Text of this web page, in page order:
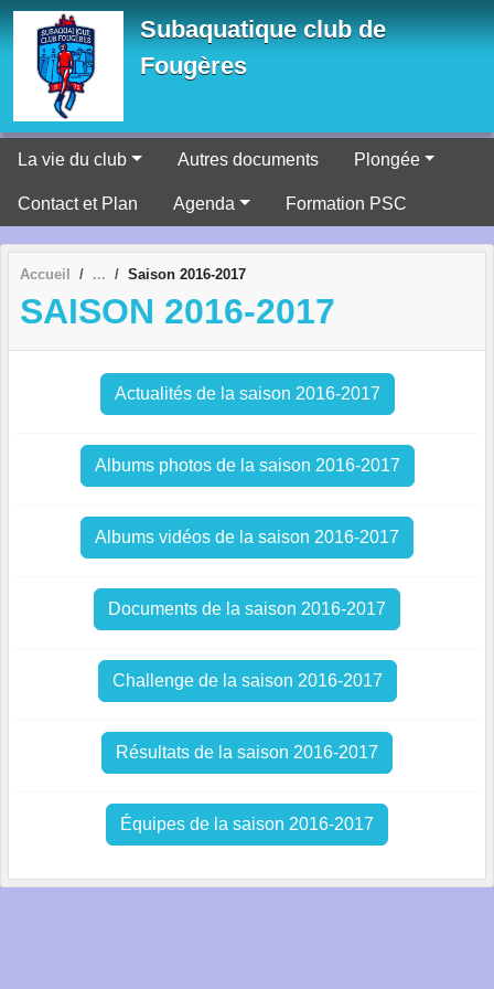
Subaquatique club de
Fougères
La vie du club Autres documents Plongée
Contact et Plan Agenda Formation PSC
Accueil Saison 2016-2017
SAISON 2016-2017
Actualités de la saison 2016-2017
Albums photos de la saison 2016-2017
Albums vidéos de la saison 2016-2017
Documents de la saison 2016-2017
Challenge de la saison 2016-2017
Résultats de la saison 2016-2017
Équipes de la saison 2016-2017
Panneau de gestion des cookies